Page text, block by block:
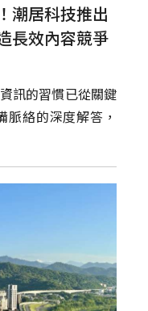
潮居科技推出
長效內容競爭
訊的習慣已從關鍵
絡的深度解答，